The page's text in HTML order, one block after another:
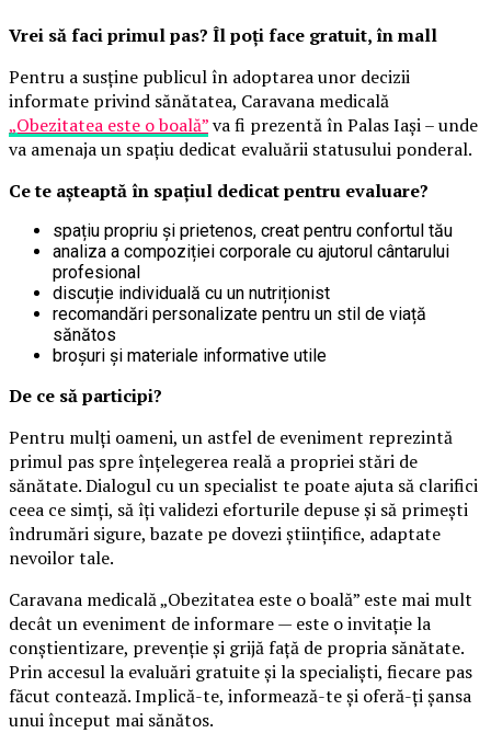
Vrei să faci primul pas? Îl poți face gratuit, în mall
Pentru a susține publicul în adoptarea unor decizii
informate privind sănătatea, Caravana medicală
„Obezitatea este o boală”va fi prezentă în Palas Iași – unde
va amenaja un spațiu dedicat evaluării statusului ponderal.
Ce te așteaptă în spațiul dedicat pentru evaluare?
spațiu propriu și prietenos, creat pentru confortul tău
analiza a compoziției corporale cu ajutorul cântarului
profesional
discuție individuală cu un nutriționist
recomandări personalizate pentru un stil de viață
sănătos
broșuri și materiale informative utile
De ce să participi?
Pentru mulți oameni, un astfel de eveniment reprezintă
primul pas spre înțelegerea reală a propriei stări de
sănătate. Dialogul cu un specialist te poate ajuta să clarifici
ceea ce simți, să îți validezi eforturile depuse și să primești
îndrumări sigure, bazate pe dovezi științifice, adaptate
nevoilor tale.
Caravana medicală „Obezitatea este o boală” este mai mult
decât un eveniment de informare — este o invitație la
conștientizare, prevenție și grijă față de propria sănătate.
Prin accesul la evaluări gratuite și la specialiști, fiecare pas
făcut contează. Implică-te, informează-te și oferă-ți șansa
unui început mai sănătos.